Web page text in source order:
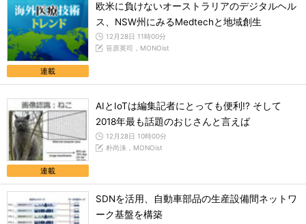
連載
欧米に負けないオーストラリアのデジタルヘル
ス、NSW州にみるMedtechと地域創生
12月28日 11時00分
笹原英司，MONOist
連載
AIとIoTは編集記者にとっても便利!? そして
2018年最も話題のおじさんと言えば
12月28日 10時00分
朴尚洙，MONOist
SDNを活用、自動車部品の生産設備間ネットワ
ーク基盤を構築